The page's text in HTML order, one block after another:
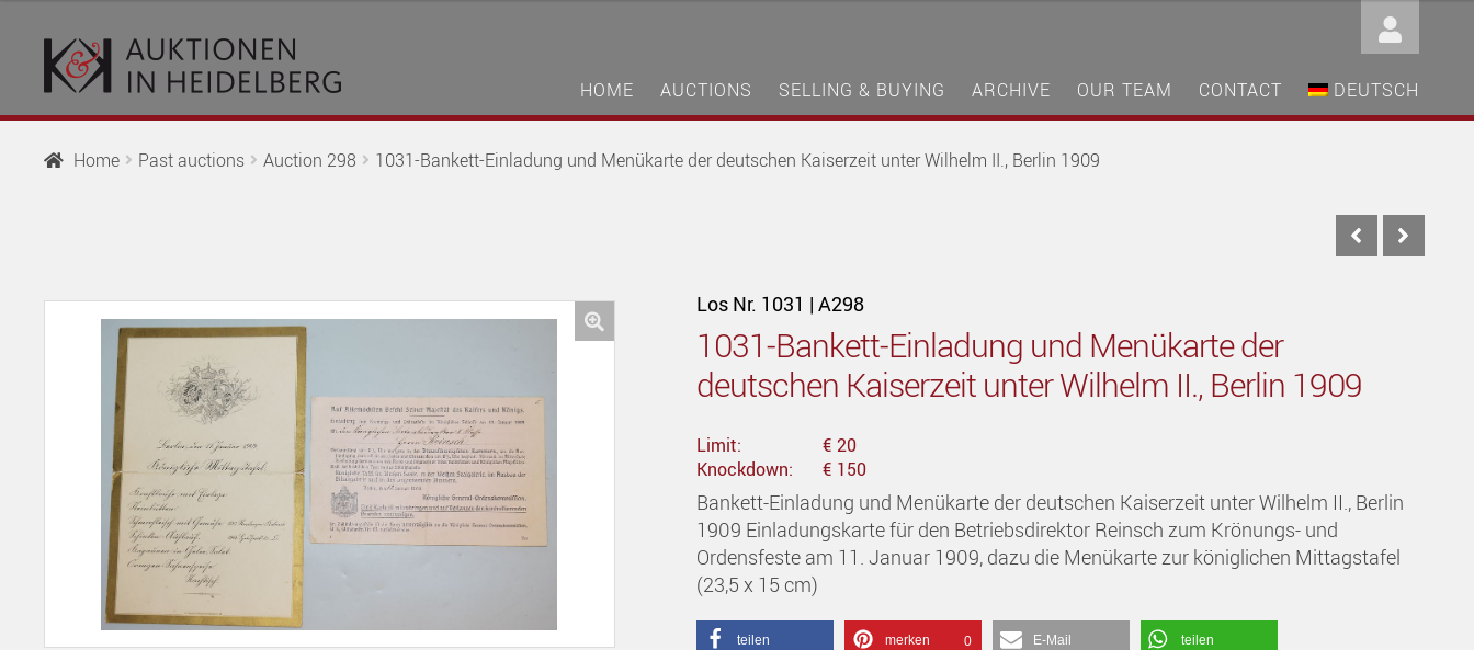
to
navigation
to
content
HOME AUCTIONS SELLING & BUYING ARCHIVE OUR TEAM CONTACT DEUTSCH
Home Past auctions Auction 298 1031-Bankett-Einladung und Menükarte der deutschen Kaiserzeit unter Wilhelm II., Berlin 1909
Los Nr. 1031 | A298
1031-Bankett-Einladung und Menükarte der
deutschen Kaiserzeit unter Wilhelm II., Berlin 1909
Limit:
€ 20
Knockdown:
€ 150
Bankett-Einladung und Menükarte der deutschen Kaiserzeit unter Wilhelm II., Berlin
1909 Einladungskarte für den Betriebsdirektor Reinsch zum Krönungs- und
Ordensfeste am 11. Januar 1909, dazu die Menükarte zur königlichen Mittagstafel
(23,5 x 15 cm)
teilen merken 0 E-Mail teilen